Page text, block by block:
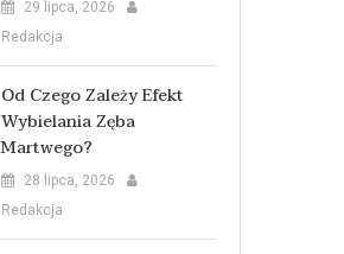
29 lipca, 2026
Redakcja
Od Czego Zależy Efekt
Wybielania Zęba
Martwego?
28 lipca, 2026
Redakcja